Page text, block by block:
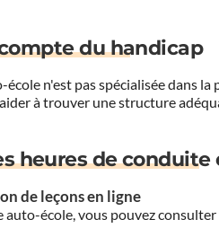
du handicap
n'est pas spécialisée dans
à trouver une structure
heures de conduite
de leçons en ligne
auto-école, vous pouvez